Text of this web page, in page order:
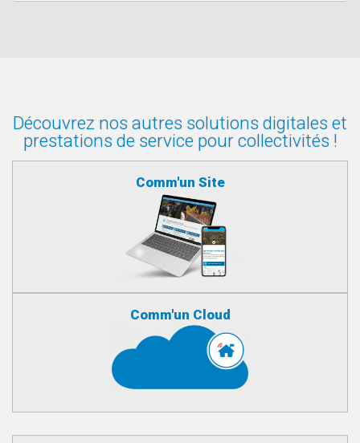
Découvrez nos autres solutions digitales et
prestations de service pour collectivités !
Comm'un Site
Comm'un Cloud